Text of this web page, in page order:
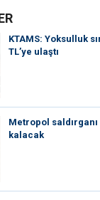
KTAMS: Yoksulluk
TL’ye ulaştı
Metropol
kalacak